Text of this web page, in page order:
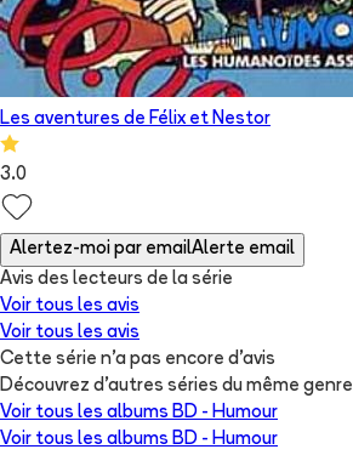
Les aventures de Félix et Nestor
3.0
Alertez-moi par emailAlerte email
Avis des lecteurs de la série
Voir tous les avis
Voir tous les avis
Cette série n'a pas encore d'avis
Découvrez d'autres séries du même genre
Voir tous les albums BD - Humour
Voir tous les albums BD - Humour